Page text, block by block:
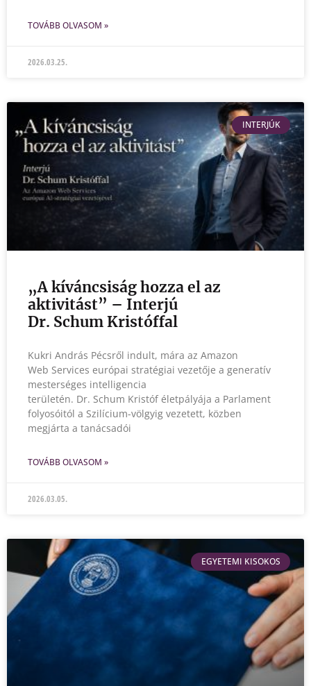
TOVÁBB OLVASOM »
2026.03.25.
INTERJÚK
„A kíváncsiság hozza el az
aktivitást” – Interjú
Dr. Schum Kristóffal
Kukri András Pécsről indult, mára az Amazon
Web Services európai stratégiai vezetője a generatív
mesterséges intelligencia
területén. Dr. Schum Kristóf életpályája a Parlament
folyosóitól a Szilícium-völgyig vezetett, közben
megjárta a tanácsadói
TOVÁBB OLVASOM »
2026.03.05.
EGYETEMI KISOKOS